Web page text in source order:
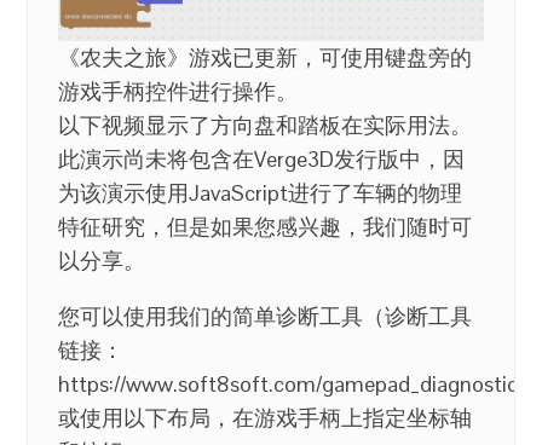
《农夫之旅》游戏已更新，可使用键盘旁的
游戏手柄控件进行操作。
以下视频显示了方向盘和踏板在实际用法。
此演示尚未将包含在Verge3D发行版中，因
为该演示使用JavaScript进行了车辆的物理
特征研究，但是如果您感兴趣，我们随时可
以分享。
您可以使用我们的简单诊断工具（诊断工具
链接：
https://www.soft8soft.com/
或使用以下布局，在游戏手柄上指定坐标轴